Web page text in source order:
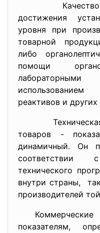
Качество
достижения
уровня при
товарной
либо
помощи
реактивов и
Техническая
товаров -
динамичный. Он
технического
внутри страны,
производителей
Коммерческие
показателям,